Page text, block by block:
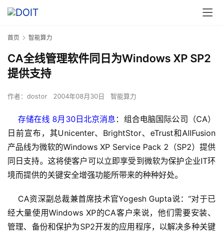
首页 智能算力
CA全线管理软件同日为Windows XP SP2
提供支持
作者： dostor 2004年08月30日 智能算力
存储在线 8月30日北京消息 ：组合电脑国际公司（CA）
日前宣布，其Unicenter、BrightStor、eTrust和AllFusion
产品线为微软的Windows XP Service Pack 2（SP2）提供
同日支持。这将使客户可以立即享受到微软为保护企业IT环
境而提供的关键安全增强功能所带来的种种好处。
CA资深副总裁兼首席技术官Yogesh Gupta说：“对于已
经大量使用Windows XP的CA客户来说，他们需要安装、
管理、备份和保护为SP2开发的应用程序，以解决多种关键